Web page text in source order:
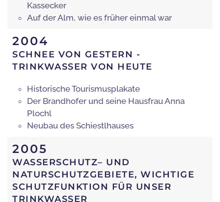
Kassecker
Auf der Alm, wie es früher einmal war
2004
SCHNEE VON GESTERN -
TRINKWASSER VON HEUTE
Historische Tourismusplakate
Der Brandhofer und seine Hausfrau Anna
Plochl
Neubau des Schiestlhauses
2005
WASSERSCHUTZ– UND
NATURSCHUTZGEBIETE, WICHTIGE
SCHUTZFUNKTION FÜR UNSER
TRINKWASSER